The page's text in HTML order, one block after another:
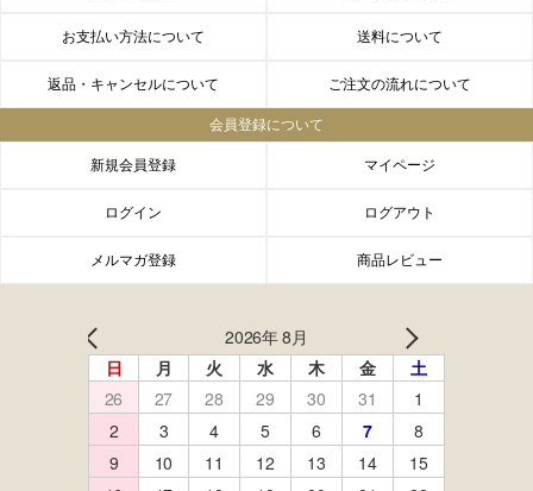
お支払い方法について 送料について
返品・キャンセルについて ご注文の流れについて
会員登録について
新規会員登録 マイページ
ログイン ログアウト
メルマガ登録 商品レビュー